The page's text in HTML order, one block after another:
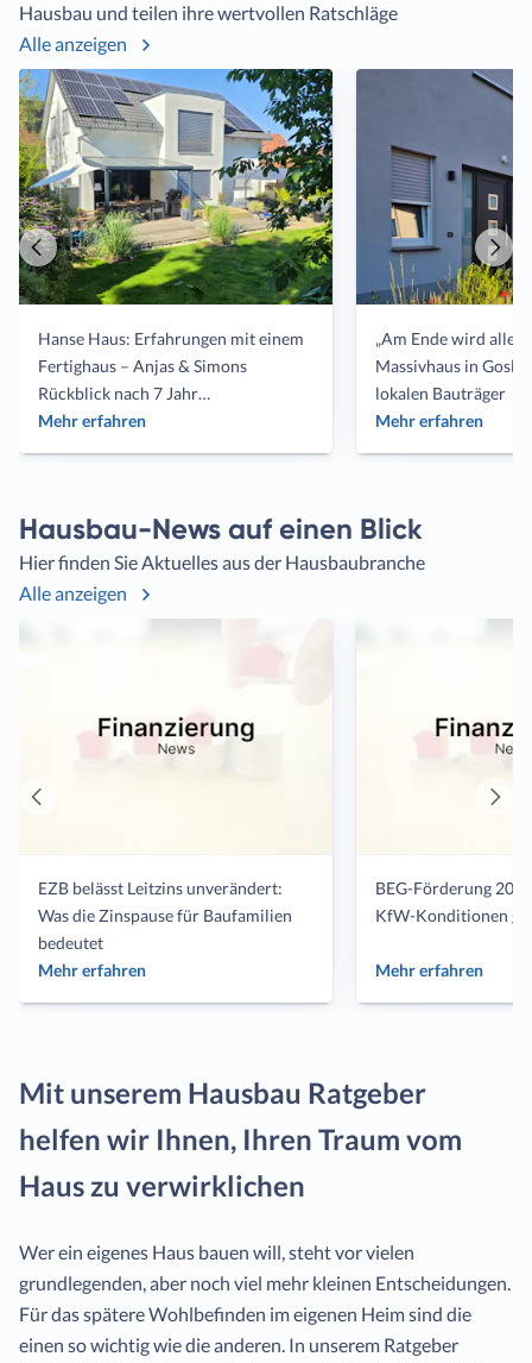
Hausbau und teilen ihre wertvollen Ratschläge
Alle anzeigen
Hanse Haus: Erfahrungen mit einem
Fertighaus – Anjas & Simons
Rückblick nach 7 Jahr…
Mehr erfahren
„Am Ende wird alles
Massivhaus in
lokalen Bauträger
Mehr erfahren
Vorheriger
Artikel
Hausbau-News auf einen Blick
Hier finden Sie Aktuelles aus der Hausbaubranche
Alle anzeigen
EZB belässt Leitzins unverändert:
Was die Zinspause für Baufamilien
bedeutet
Mehr erfahren
BEG-Förderung
KfW-Konditionen
Mehr erfahren
Mit unserem Hausbau Ratgeber
helfen wir Ihnen, Ihren Traum vom
Haus zu verwirklichen
Wer ein eigenes Haus bauen will, steht vor vielen
grundlegenden, aber noch viel mehr kleinen Entscheidungen.
Für das spätere Wohlbefinden im eigenen Heim sind die
einen so wichtig wie die anderen. In unserem Ratgeber